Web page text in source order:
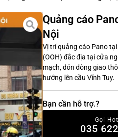
Quảng cáo
Nội
Vị trí quảng cáo Pano
(OOH) đắc địa tại cửa
mạch, đón dòng giao
hướng lên cầu Vĩnh Tuy.
Bạn cần hỗ trợ.?
Gọi
035